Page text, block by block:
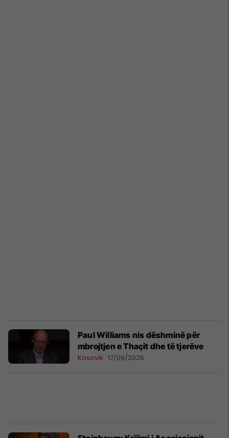
Paul Williams nis dëshminë për
mbrojtjen e Thaçit dhe të tjerëve
Kosovë 17/09/2025